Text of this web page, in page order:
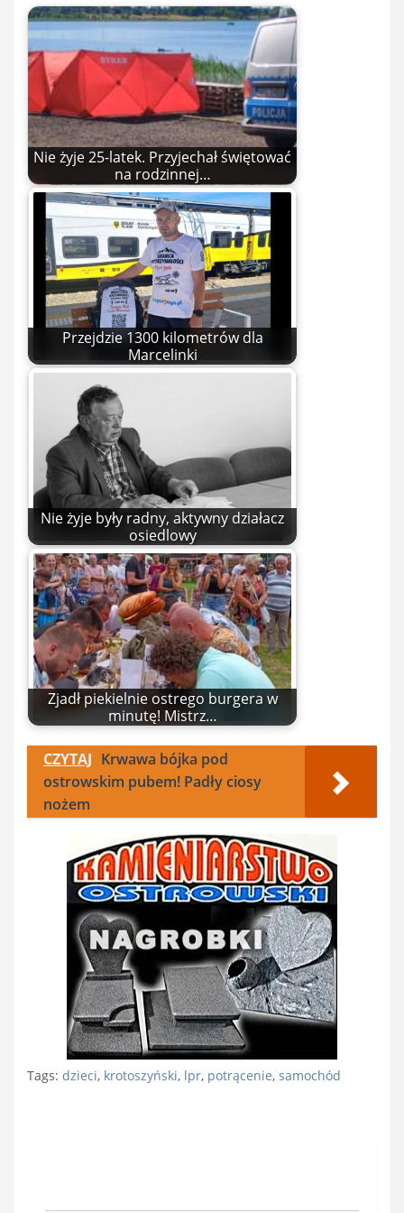
Nie żyje 25-latek. Przyjechał świętować
na rodzinnej…
Przejdzie 1300 kilometrów dla
Marcelinki
Nie żyje były radny, aktywny działacz
osiedlowy
Zjadł piekielnie ostrego burgera w
minutę! Mistrz…
CZYTAJ Krwawa bójka pod
ostrowskim pubem! Padły ciosy
nożem
Tags: dzieci, krotoszyński, lpr, potrącenie, samochód